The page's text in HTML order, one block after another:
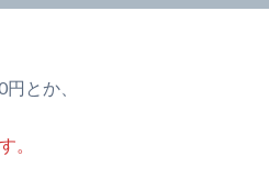
とか、
。